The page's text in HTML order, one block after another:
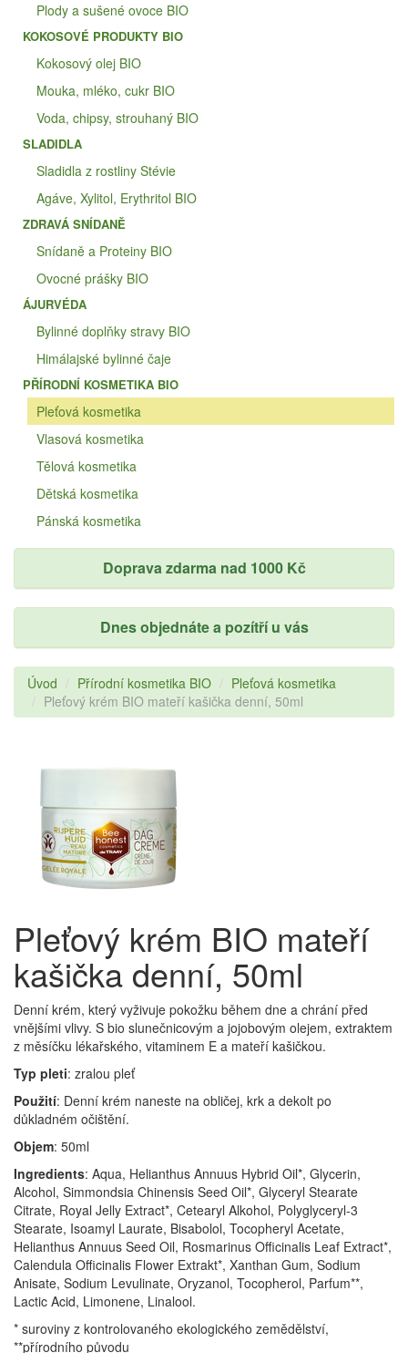
Plody a sušené ovoce BIO
KOKOSOVÉ PRODUKTY BIO
Kokosový olej BIO
Mouka, mléko, cukr BIO
Voda, chipsy, strouhaný BIO
SLADIDLA
Sladidla z rostliny Stévie
Agáve, Xylitol, Erythritol BIO
ZDRAVÁ SNÍDANĚ
Snídaně a Proteiny BIO
Ovocné prášky BIO
ÁJURVÉDA
Bylinné doplňky stravy BIO
Himálajské bylinné čaje
PŘÍRODNÍ KOSMETIKA BIO
Pleťová kosmetika
Vlasová kosmetika
Tělová kosmetika
Dětská kosmetika
Pánská kosmetika
Doprava zdarma nad 1000 Kč
Dnes objednáte a pozítří u vás
Úvod Přírodní kosmetika BIO
Pleťová kosmetika
Pleťový krém BIO mateří kašička denní, 50ml
Pleťový krém BIO mateří
kašička denní, 50ml
Denní krém, který vyživuje pokožku během dne a chrání před
vnějšími vlivy. S bio slunečnicovým a jojobovým olejem, extraktem
z měsíčku lékařského, vitaminem E a mateří kašičkou.
Typ pleti: zralou pleť
Použití: Denní krém naneste na obličej, krk a dekolt po
důkladném očištění.
Objem: 50ml
Ingredients: Aqua, Helianthus Annuus Hybrid Oil*, Glycerin,
Alcohol, Simmondsia Chinensis Seed Oil*, Glyceryl Stearate
Citrate, Royal Jelly Extract*, Cetearyl Alkohol, Polyglyceryl-3
Stearate, Isoamyl Laurate, Bisabolol, Tocopheryl Acetate,
Helianthus Annuus Seed Oil, Rosmarinus Officinalis Leaf Extract*,
Calendula Officinalis Flower Extrakt*, Xanthan Gum, Sodium
Anisate, Sodium Levulinate, Oryzanol, Tocopherol, Parfum**,
Lactic Acid, Limonene, Linalool.
* suroviny z kontrolovaného ekologického zemědělství,
**přírodního původu